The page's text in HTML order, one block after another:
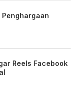
Reels Facebook